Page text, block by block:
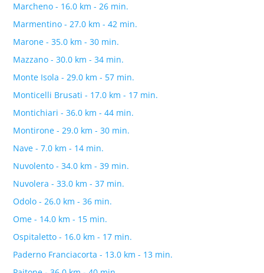
Marcheno - 16.0 km - 26 min.
Marmentino - 27.0 km - 42 min.
Marone - 35.0 km - 30 min.
Mazzano - 30.0 km - 34 min.
Monte Isola - 29.0 km - 57 min.
Monticelli Brusati - 17.0 km - 17 min.
Montichiari - 36.0 km - 44 min.
Montirone - 29.0 km - 30 min.
Nave - 7.0 km - 14 min.
Nuvolento - 34.0 km - 39 min.
Nuvolera - 33.0 km - 37 min.
Odolo - 26.0 km - 36 min.
Ome - 14.0 km - 15 min.
Ospitaletto - 16.0 km - 17 min.
Paderno Franciacorta - 13.0 km - 13 min.